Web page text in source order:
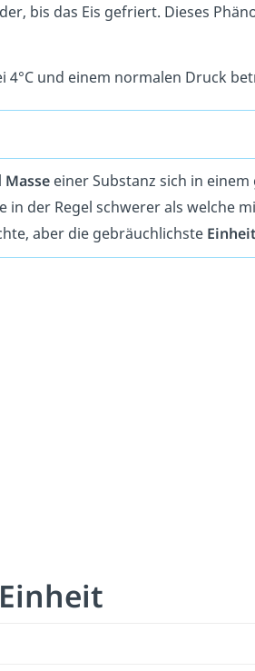
bis das Eis gefriert. Dieses
4°C und einem normalen Druck
Masse einer Substanz sich in einem
in der Regel schwerer als welche
aber die gebräuchlichste Einheit